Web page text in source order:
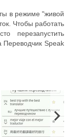
в режиме "живой
Чтобы работать
перезапустить
Speak